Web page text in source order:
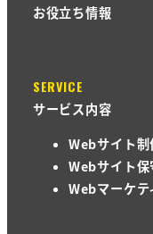
お役立ち情報
SERVICE
サービス内容
Webサイト制
Webサイト保
Webマーケテ